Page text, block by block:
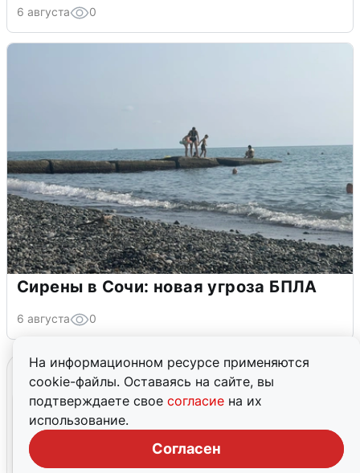
На информационном ресурсе применяются
cookie-файлы. Оставаясь на сайте, вы
подтверждаете свое согласие на их
использование.
Согласен
6 августа 0
Сирены в Сочи: новая угроза БПЛА
6 августа 0